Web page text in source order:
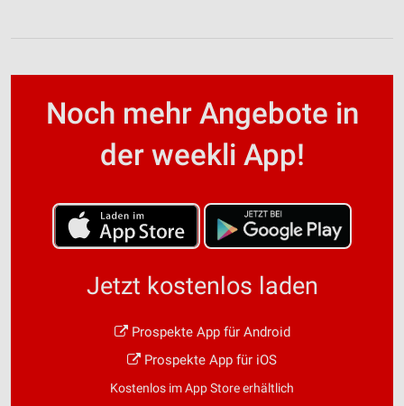
Noch mehr Angebote in
der weekli App!
Jetzt kostenlos laden
Prospekte App für Android
Prospekte App für iOS
Kostenlos im App Store erhältlich